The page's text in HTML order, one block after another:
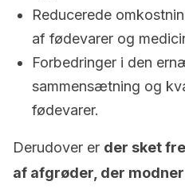
Reducerede
af fødevarer og
Forbedringer i den
sammensætning og
fødevarer.
Derudover er der sket
af afgrøder, der